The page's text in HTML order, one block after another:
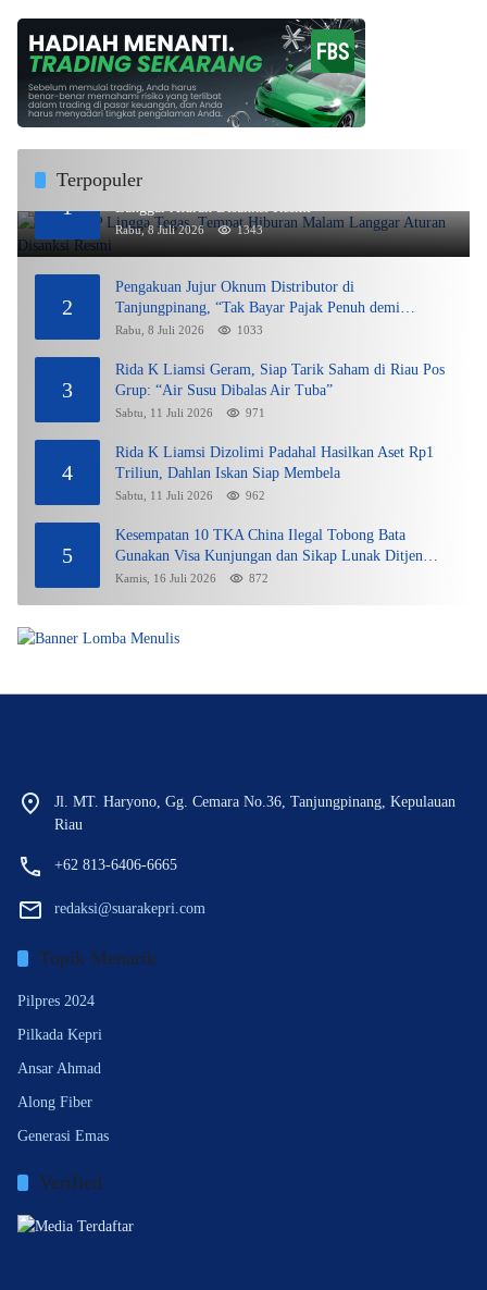
Terpopuler
1
DPMPTSP Lingga Tegas, Tempat Hiburan Malam
Langgar Aturan Disanksi Resmi
Rabu, 8 Juli 2026 1343
2
Pengakuan Jujur Oknum Distributor di
Tanjungpinang, “Tak Bayar Pajak Penuh demi
Untung”
Rabu, 8 Juli 2026 1033
3
Rida K Liamsi Geram, Siap Tarik Saham di Riau Pos
Grup: “Air Susu Dibalas Air Tuba”
Sabtu, 11 Juli 2026 971
4
Rida K Liamsi Dizolimi Padahal Hasilkan Aset Rp1
Triliun, Dahlan Iskan Siap Membela
Sabtu, 11 Juli 2026 962
5
Kesempatan 10 TKA China Ilegal Tobong Bata
Gunakan Visa Kunjungan dan Sikap Lunak Ditjen
Imigrasi Kepri?
Kamis, 16 Juli 2026 872
Jl. MT. Haryono, Gg. Cemara No.36, Tanjungpinang, Kepulauan
Riau
+62 813-6406-6665
redaksi@suarakepri.com
Topik Menarik
Pilpres 2024
Pilkada Kepri
Ansar Ahmad
Along Fiber
Generasi Emas
Verified